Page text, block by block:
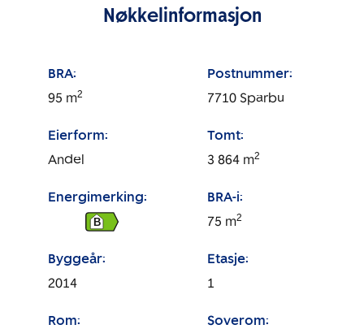
Nøkkelinformasjon
BRA:
95 m2
Postnummer:
7710 Sparbu
Eierform:
Andel
Tomt:
3 864 m2
Energimerking:
B
BRA-i:
75 m2
Byggeår:
2014
Etasje:
1
Rom:
Soverom: